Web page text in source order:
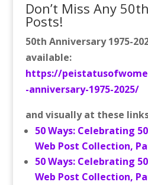
Don’t Miss Any
Posts!
50th Anniversary 1975-
available:
https://
-anniversary-1975-2025/
and visually at these
50 Ways: Celebrating
Web Post Collection,
50 Ways: Celebrating
Web Post Collection,